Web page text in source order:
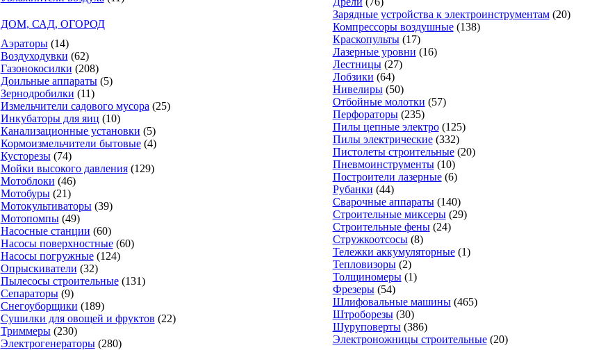
ДОМ, САД, ОГОРОД
Аэраторы (14)
Воздуходувки (62)
Газонокосилки (208)
Доильные аппараты (5)
Зернодробилки (11)
Измельчители садового мусора (25)
Инкубаторы для яиц (10)
Канализационные установки (5)
Кормоизмельчители бытовые (4)
Кусторезы (74)
Мойки высокого давления (129)
Мотоблоки (46)
Мотобуры (21)
Мотокультиваторы (39)
Мотопомпы (49)
Насосные станции (60)
Насосы поверхностные (60)
Насосы погружные (124)
Опрыскиватели (32)
Пылесосы строительные (131)
Сепараторы (9)
Снегоуборщики (189)
Сушилки для овощей и фруктов (22)
Триммеры (230)
Электрогенераторы (280)
Зарядные устройства к электроинструментам (20)
Компрессоры воздушные (138)
Краскопульты (17)
Лазерные уровни (16)
Лестницы (27)
Лобзики (64)
Нивелиры (50)
Отбойные молотки (57)
Перфораторы (235)
Пилы цепные электро (125)
Пилы электрические (332)
Пистолеты строительные (20)
Пневмоинструменты (10)
Построители лазерные (6)
Рубанки (44)
Сварочные аппараты (140)
Строительные миксеры (29)
Строительные фены (24)
Стружкоотсосы (8)
Тележки аккумуляторные (1)
Тепловизоры (2)
Толщиномеры (1)
Фрезеры (54)
Шлифовальные машины (465)
Штроборезы (30)
Шуруповерты (386)
Электроножницы строительные (20)